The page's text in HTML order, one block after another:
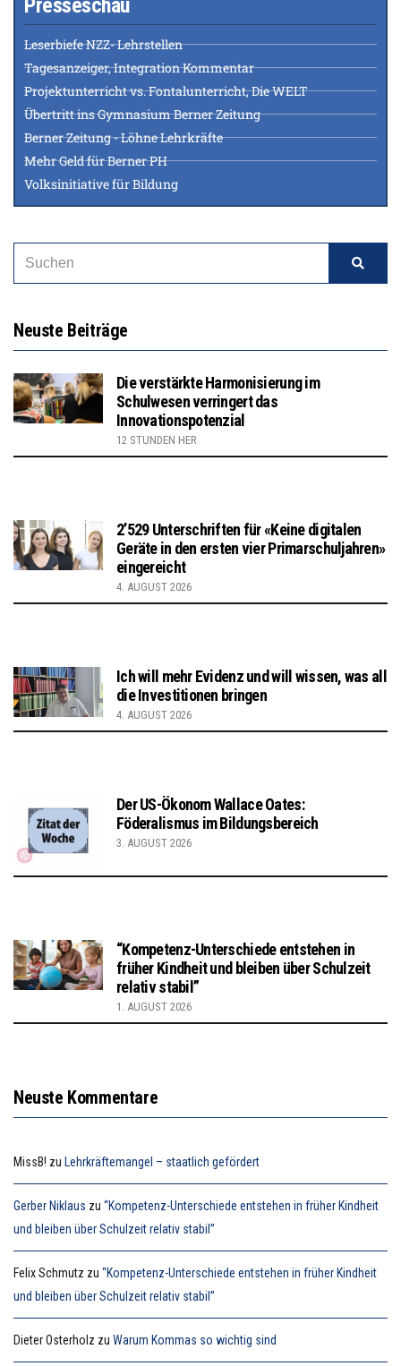
Presseschau
Leserbiefe NZZ- Lehrstellen
Tagesanzeiger, Integration Kommentar
Projektunterricht vs. Fontalunterricht, Die WELT
Übertritt ins Gymnasium Berner Zeitung
Berner Zeitung - Löhne Lehrkräfte
Mehr Geld für Berner PH
Volksinitiative für Bildung
Neuste Beiträge
Die verstärkte Harmonisierung im
Schulwesen verringert das
Innovationspotenzial
12 STUNDEN HER
2’529 Unterschriften für «Keine digitalen
Geräte in den ersten vier Primarschuljahren»
eingereicht
4. AUGUST 2026
Ich will mehr Evidenz und will wissen, was all
die Investitionen bringen
4. AUGUST 2026
Der US-Ökonom Wallace Oates:
Föderalismus im Bildungsbereich
3. AUGUST 2026
“Kompetenz-Unterschiede entstehen in
früher Kindheit und bleiben über Schulzeit
relativ stabil”
1. AUGUST 2026
Neuste Kommentare
MissB! zu Lehrkräftemangel – staatlich gefördert
Gerber Niklaus zu “Kompetenz-Unterschiede entstehen in früher Kindheit
und bleiben über Schulzeit relativ stabil”
Felix Schmutz zu “Kompetenz-Unterschiede entstehen in früher Kindheit
und bleiben über Schulzeit relativ stabil”
Dieter Osterholz zu Warum Kommas so wichtig sind